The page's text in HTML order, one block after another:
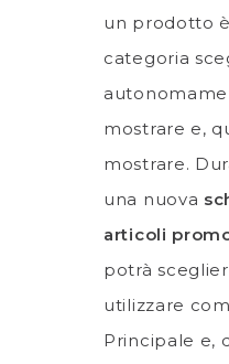
un prodotto
categoria
mostrare e,
mostrare.
una nuova
articoli
potrà
utilizzare
Principale e,